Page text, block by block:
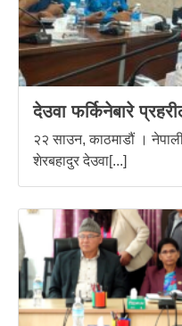
देउवा फर्किनेबारे
२२ साउन, काठमाडौं ।
शेरबहादुर देउवा[...]